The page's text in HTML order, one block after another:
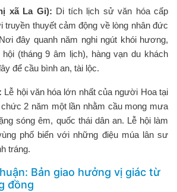
xã La Gi): Di tích lịch sử văn hóa cấp
truyền thuyết cảm động về lòng nhân đức
đây quanh năm nghi ngút khói hương,
(tháng 9 âm lịch), hàng vạn du khách
để cầu bình an, tài lộc.
Lễ hội văn hóa lớn nhất của người Hoa tại
2 năm một lần nhằm cầu mong mưa
sóng êm, quốc thái dân an. Lễ hội làm
phố biển với những điệu múa lân sư
tráng.
Bản giao hưởng vị giác từ
đồng